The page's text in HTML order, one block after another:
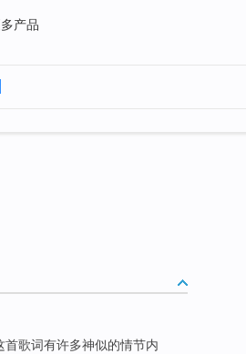
产品
首歌词有许多神似的情节内